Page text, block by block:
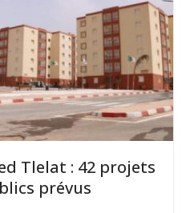
Tlelat : 42 projets
prévus